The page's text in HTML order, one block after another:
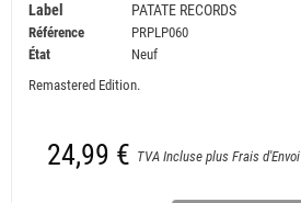
Label PATATE RECORDS
Référence
PRPLP060
État
Neuf
Remastered Edition.
24,99 € TVA Incluse plus Frais d'Envoi